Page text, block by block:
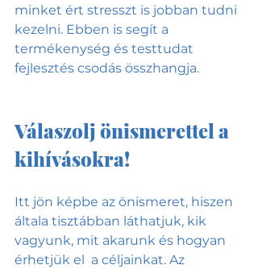
minket ért stresszt is jobban tudni
kezelni. Ebben is segít a
termékenység és testtudat
fejlesztés csodás összhangja.
Válaszolj önismerettel a
kihívásokra!
Itt jön képbe az önismeret, hiszen
általa tisztábban láthatjuk, kik
vagyunk, mit akarunk és hogyan
érhetjük el  a céljainkat. Az